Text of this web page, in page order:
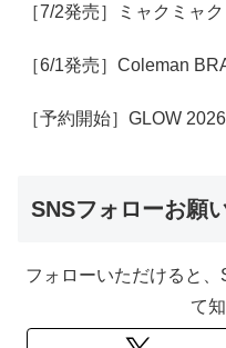
［7/2発売］ミャクミャ
［6/1発売］Coleman
［予約開始］GLOW
SNSフォローお願
フォローいただけると
て